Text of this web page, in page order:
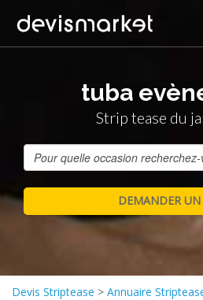
tuba
Strip tease du
Devis Striptease > Annuaire